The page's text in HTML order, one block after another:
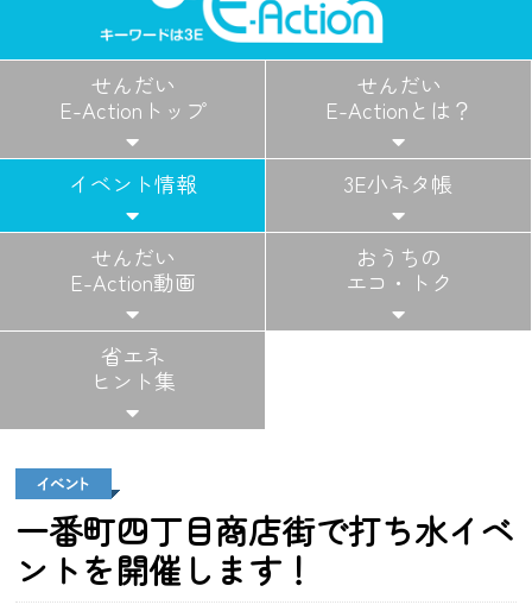
せんだい
E-Actionトップ
せんだい
E-Actionとは？
イベント情報 3E小ネタ帳
せんだい
E-Action動画
おうちの
エコ・トク
省エネ
ヒント集
一番町四丁目商店街で打ち水イベ
ントを開催します！